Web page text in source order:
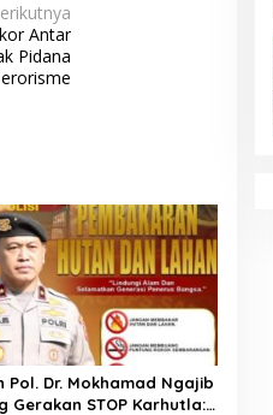
Antar
Pidana
Pol. Dr. Mokhamad Ngajib
Gerakan STOP Karhutla: